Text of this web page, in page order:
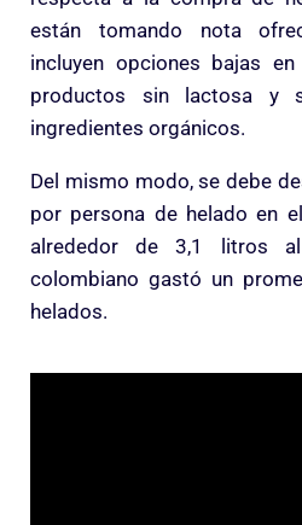
están tomando nota
incluyen opciones bajas
productos sin lactosa y
ingredientes orgánicos.
Del mismo modo, se debe
por persona de helado en
alrededor de 3,1 litros
colombiano gastó un
helados.